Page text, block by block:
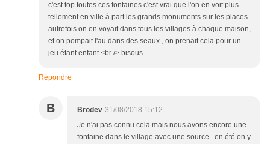
c'est top toutes ces fontaines c'est vrai que l'on en voit plus
tellement en ville à part les grands monuments sur les places
autrefois on en voyait dans tous les villages à chaque maison,
et on pompait l'au dans des seaux , on prenait cela pour un
jeu étant enfant <br /> bisous
Répondre
B Brodev 31/08/2018 15:12
Je n'ai pas connu cela mais nous avons encore une
fontaine dans le village avec une source ..en été on y